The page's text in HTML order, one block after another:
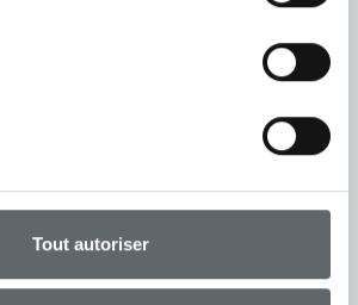
Tout autoriser
une